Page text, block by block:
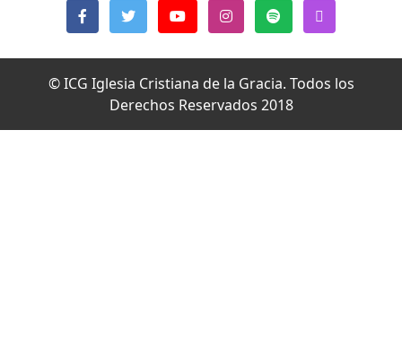
© ICG Iglesia Cristiana de la Gracia. Todos los
Derechos Reservados 2018